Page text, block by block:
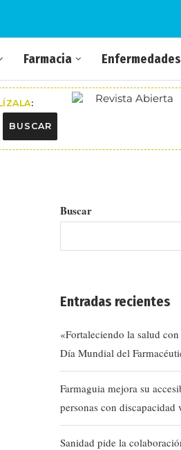
Farmacia Enfermedades
:
BUSCAR
Buscar
Entradas recientes
«Fortaleciendo la salud
Día Mundial del
Farmaguia mejora su
personas con discapacidad
Sanidad pide la